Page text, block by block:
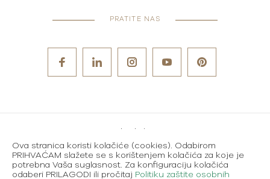
PRATITE NAS
Karijere
Uvjeti korištenja
Ova stranica koristi kolačiće (cookies). Odabirom
PRIHVAĆAM slažete se s korištenjem kolačića za koje je
potrebna Vaša suglasnost. Za konfiguraciju kolačića
odaberi PRILAGODI ili pročitaj Politiku zaštite osobnih